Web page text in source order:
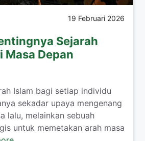
19 Februari 2026
Sejarah
Masa Depan
Islam bagi setiap individu
sekadar upaya mengenang
lalu, melainkan sebuah
untuk memetakan arah masa